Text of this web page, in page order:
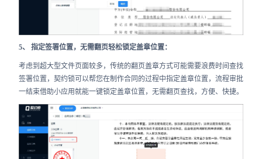
5、 指定签署位置，无需翻页轻松锁定盖章位置：
考虑到超大型文件页面较多，传统的翻页盖章方式可能需要浪费时间查找
签署位置，契约锁可以帮您在制作合同的过程中指定盖章位置，流程审批
一结束借助小应用就能一键锁定盖章位置，无需翻页查找，方便、快捷。